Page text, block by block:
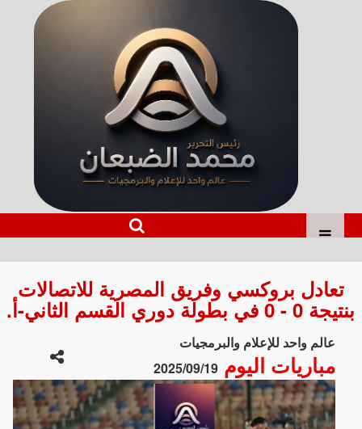
تعادل بروكسي وفريق المصرية للاتصالات
بنتيجة 0 - 0 في بطولة دوري القسم الثاني-أ.
عالم واحد للإعلام والبرمجيات
مباريات اليوم2025/09/19